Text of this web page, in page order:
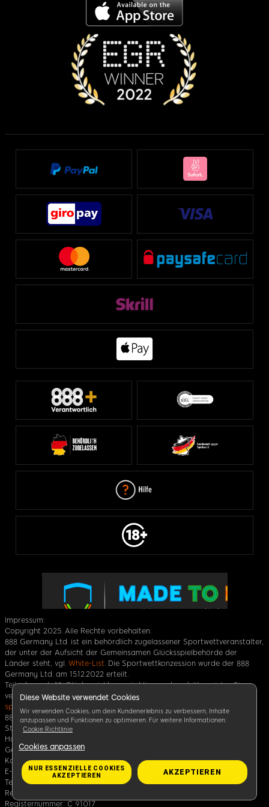
Impressum:
Copyright 2025. Alle Rechte vorbehalten.
888 Germany Ltd. ist ein behördlich zugelassener Sportwettveranstalter,
der unter der Aufsicht der Gemeinsamen Glücksspielbehörde der
Länder steht, vgl. White-List . Die Sportwettkonzession wurde der 888
Germany Ltd. am 15.12.2022 erteilt.
Teilnahme ab 18. Glücksspiel kann süchtig machen, bitte spielen Sie
verantwortungsbewusst. Hilfe unterwww.buwei.de
spiel.de
888 Germany Ltd. (Sitz: Level 7, Tagliaferro Business Centre, 14, High
Street, Sliema SLM 1549, Malta), eine Tochtergesellschaft der 888
Holdings PLC.
Geschäftsführer: Per Widerström
Kontaktdaten:
E-Mail:Kontakt@888.de
Tel.: +44 146 020 2047
Registerbehörde: Malta Business Registry
Registernummer: C 91017
Diese Website verwendet Cookies
Wir verwenden Cookies, um dein Kundenerlebnis zu verbessern, Inhalte
anzupassen und Funktionen zu optimieren. Für weitere Informationen:
Cookie Richtlinie
Cookies anpassen
NUR ESSENZIELLE COOKIES
AKZEPTIEREN
AKZEPTIEREN